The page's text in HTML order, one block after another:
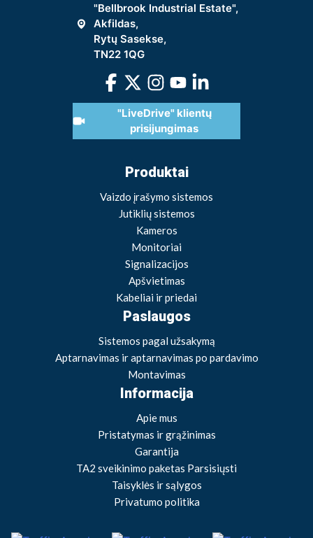
"Bellbrook Industrial Estate",
Akfildas,
Rytų Sasekse,
TN22 1QG
"LiveDrive" klientų
prisijungimas
Produktai
Vaizdo įrašymo sistemos
Jutiklių sistemos
Kameros
Monitoriai
Signalizacijos
Apšvietimas
Kabeliai ir priedai
Paslaugos
Sistemos pagal užsakymą
Aptarnavimas ir aptarnavimas po pardavimo
Montavimas
Informacija
Apie mus
Pristatymas ir grąžinimas
Garantija
TA2 sveikinimo paketas Parsisiųsti
Taisyklės ir sąlygos
Privatumo politika